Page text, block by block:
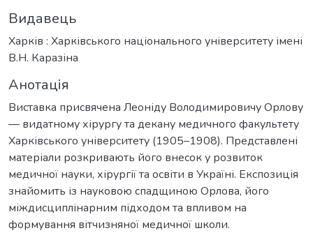
Видавець
Харків : Харківського національного університету імені
В.Н. Каразіна
Анотація
Виставка присвячена Леоніду Володимировичу Орлову
— видатному хірургу та декану медичного факультету
Харківського університету (1905–1908). Представлені
матеріали розкривають його внесок у розвиток
медичної науки, хірургії та освіти в Україні. Експозиція
знайомить із науковою спадщиною Орлова, його
міждисциплінарним підходом та впливом на
формування вітчизняної медичної школи.